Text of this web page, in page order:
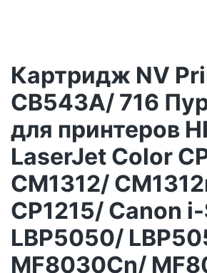
Картридж NV
CB543A/ 716
для принтеров
LaserJet Color
CM1312/
CP1215/ Canon
LBP5050/
MF8030Cn/